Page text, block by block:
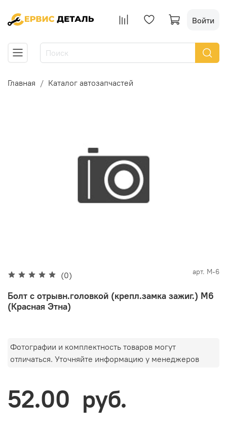
Войти
Главная Каталог автозапчастей
(0) арт. М-6
Болт с отрывн.головкой (крепл.замка зажиг.) М6
(Красная Этна)
Фотографии и комплектность товаров могут
отличаться. Уточняйте информацию у менеджеров
52.00 руб.